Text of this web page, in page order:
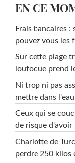
EN CE
Frais bancaires
pouvez vous les
Sur cette plage
loufoque prend
Ni trop ni pas
mettre dans
Ceux qui se
de risque d'avoir
Charlotte de
perdre 250 kilos